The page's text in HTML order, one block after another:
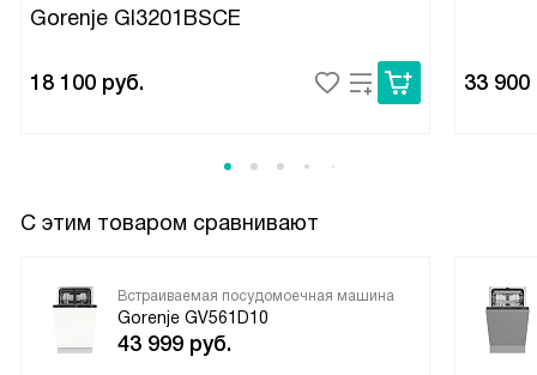
Gorenje GI3201BSCE
18 100 руб. 33 900
С этим товаром сравнивают
Встраиваемая посудомоечная машина
Gorenje GV561D10
43 999 руб.